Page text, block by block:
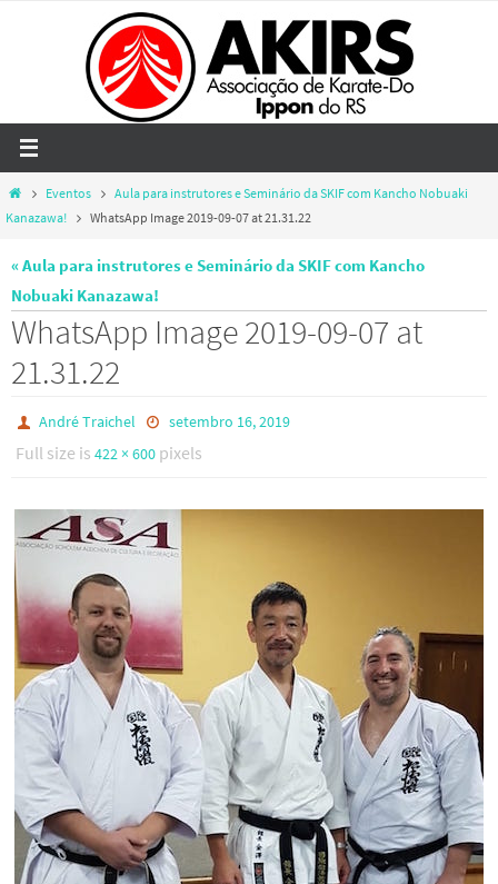
HomeEventos
Aula para instrutores e Seminário da SKIF com Kancho Nobuaki
Kanazawa!
WhatsApp Image 2019-09-07 at 21.31.22
« Aula para instrutores e Seminário da SKIF com Kancho
Nobuaki Kanazawa!
WhatsApp Image 2019-09-07 at
21.31.22
André Traichel setembro 16, 2019
Full size is 422 × 600 pixels